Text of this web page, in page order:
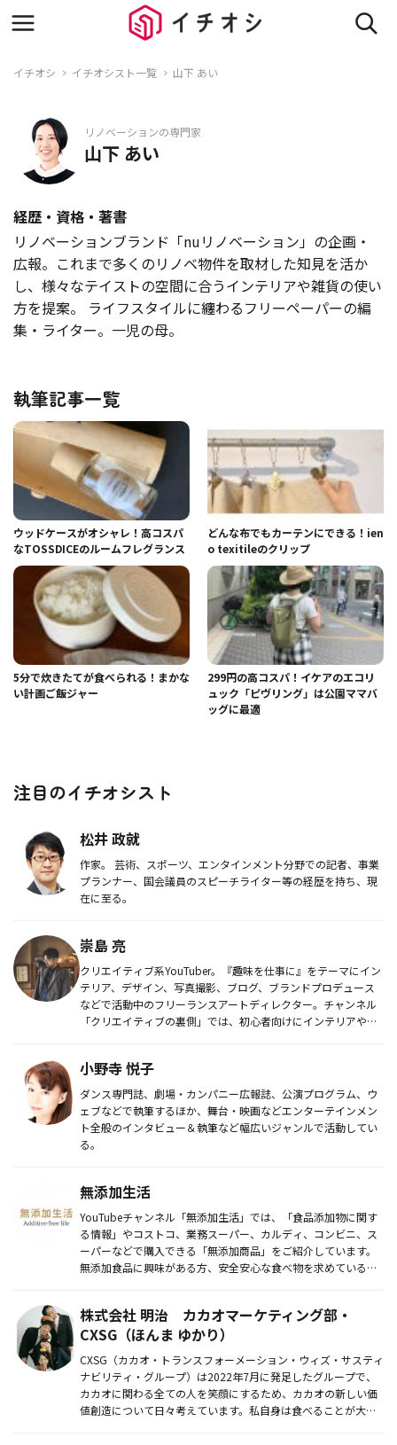
イチオシ イチオシスト一覧 山下 あい
リノベーションの専門家
山下 あい
経歴・資格・著書
リノベーションブランド「nuリノベーション」の企画・
広報。これまで多くのリノベ物件を取材した知見を活か
し、様々なテイストの空間に合うインテリアや雑貨の使い
方を提案。 ライフスタイルに纏わるフリーペーパーの編
集・ライター。一児の母。
執筆記事一覧
ウッドケースがオシャレ！高コスパ
なTOSSDICEのルームフレグランス
どんな布でもカーテンにできる！ien
o texitileのクリップ
5分で炊きたてが食べられる！まかな
い計画ご飯ジャー
299円の高コスパ！イケアのエコリ
ュック「ピヴリング」は公園ママバ
ッグに最適
注目のイチオシスト
松井 政就
作家。 芸術、スポーツ、エンタインメント分野での記者、事業
プランナー、国会議員のスピーチライター等の経歴を持ち、現
在に至る。
崇島 亮
クリエイティブ系YouTuber。『趣味を仕事に』をテーマにイン
テリア、デザイン、写真撮影、ブログ、ブランドプロデュース
などで活動中のフリーランスアートディレクター。チャンネル
「クリエイティブの裏側」では、初心者向けにインテリアや写
小野寺 悦子
ダンス専門誌、劇場・カンパニー広報誌、公演プログラム、ウ
ェブなどで執筆するほか、舞台・映画などエンターテインメン
ト全般のインタビュー＆執筆など幅広いジャンルで活動してい
る。
無添加生活
YouTubeチャンネル「無添加生活」では、「食品添加物に関す
る情報」やコストコ、業務スーパー、カルディ、コンビニ、ス
ーパーなどで購入できる「無添加商品」をご紹介しています。
無添加食品に興味がある方、安全安心な食べ物を求めている
株式会社 明治 カカオマーケティング部・
CXSG（ほんま ゆかり）
CXSG（カカオ・トランスフォーメーション・ウィズ・サスティ
ナビリティ・グループ）は2022年7月に発足したグループで、
カカオに関わる全ての人を笑顔にするため、カカオの新しい価
値創造について日々考えています。私自身は食べることが大好